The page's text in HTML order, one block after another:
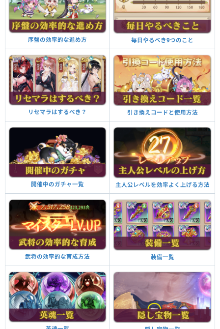
序盤の効率的な進め方 毎日やるべき9つのこと
リセマラはするべき？ 引き換えコードと使用方法
開催中のガチャ一覧 主人公レベルを効率よく上げる方法
武将の効率的な育成方法 装備一覧